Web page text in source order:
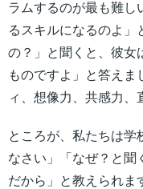
ラムするのが最も難し
るスキルになるのよ」
の？」と聞くと、彼女
ものですよ」と答えま
ィ、想像力、共感力、
ところが、私たちは学
なさい」「なぜ？と聞
だから」と教えられま